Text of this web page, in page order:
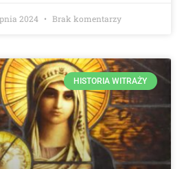
2024 Brak komentarzy
HISTORIA WITRAŻY